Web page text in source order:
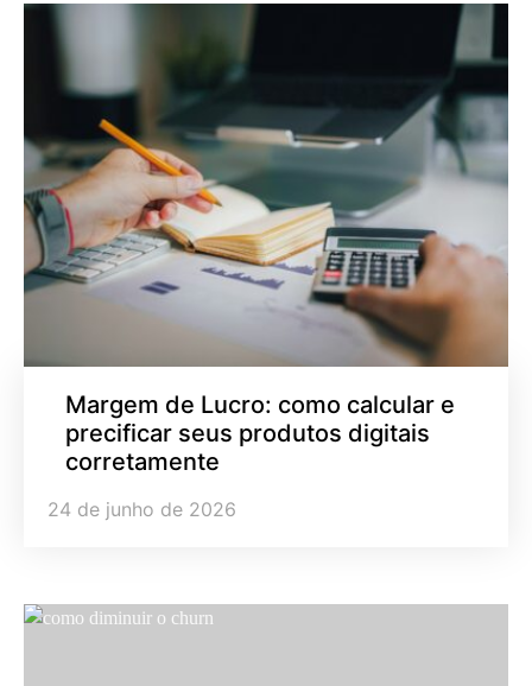
Margem de Lucro: como calcular e
precificar seus produtos digitais
corretamente
24 de junho de 2026